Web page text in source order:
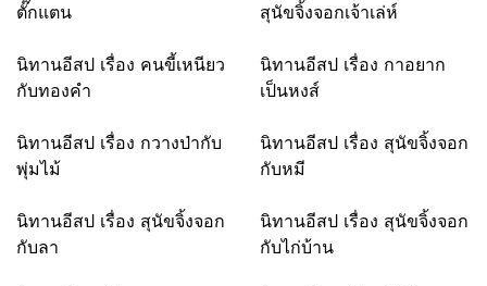
ตั๊กแตน
สุนัขจิ้งจอกเจ้าเล่ห์
นิทานอีสป เรื่อง คนขี้เหนียว
กับทองคำ
นิทานอีสป เรื่อง กาอยาก
เป็นหงส์
นิทานอีสป เรื่อง กวางป่ากับ
พุ่มไม้
นิทานอีสป เรื่อง สุนัขจิ้งจอก
กับหมี
นิทานอีสป เรื่อง สุนัขจิ้งจอก
กับลา
นิทานอีสป เรื่อง สุนัขจิ้งจอก
กับไก่บ้าน